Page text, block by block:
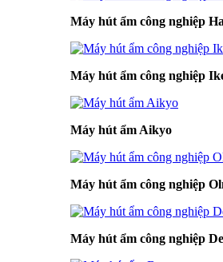
Máy hút ẩm công nghiệp
Máy hút ẩm công nghiệp
Máy hút ẩm Aikyo
Máy hút ẩm công nghiệp
Máy hút ẩm công nghiệp